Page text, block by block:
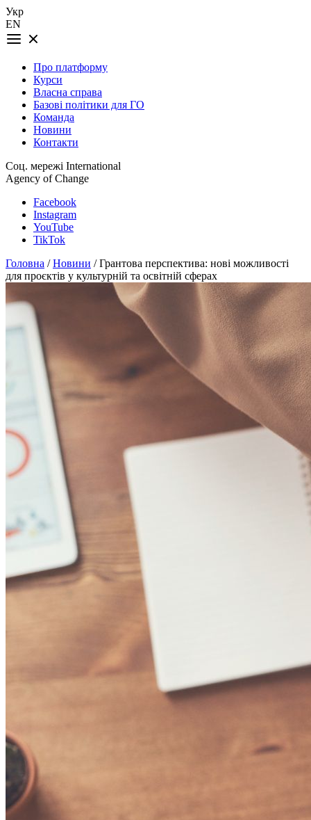
Укр
EN
Про платформу
Курси
Власна справа
Базові політики для ГО
Команда
Новини
Контакти
Соц. мережі International
Agency of Change
Facebook
Instagram
YouTube
TikTok
Головна /Новини / Грантова перспектива: нові можливості
для проєктів у культурній та освітній сферах